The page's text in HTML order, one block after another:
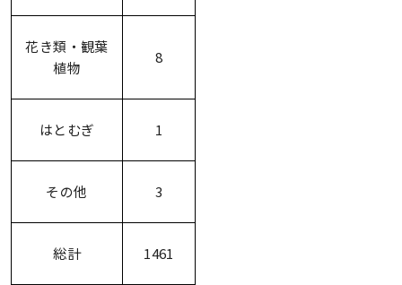
花き類・観葉
植物
8
はとむぎ 1
その他 3
総計 1461